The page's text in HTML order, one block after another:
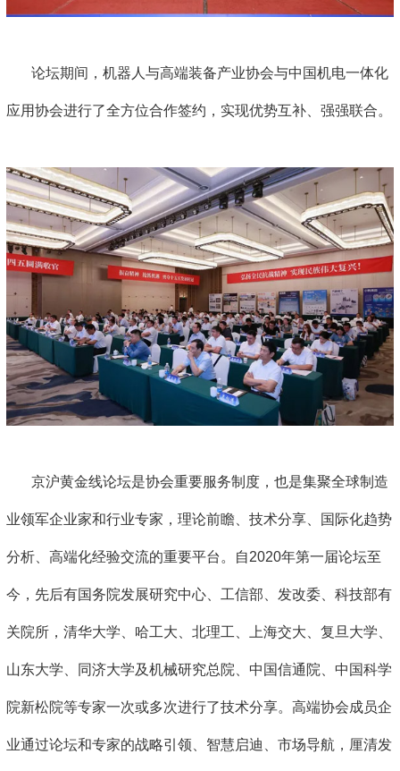
论坛期间，机器人与高端装备产业协会与中国机电一体化
应用协会进行了全方位合作签约，实现优势互补、强强联合。
京沪黄金线论坛是协会重要服务制度，也是集聚全球制造
业领军企业家和行业专家，理论前瞻、技术分享、国际化趋势
分析、高端化经验交流的重要平台。自2020年第一届论坛至
今，先后有国务院发展研究中心、工信部、发改委、科技部有
关院所，清华大学、哈工大、北理工、上海交大、复旦大学、
山东大学、同济大学及机械研究总院、中国信通院、中国科学
院新松院等专家一次或多次进行了技术分享。高端协会成员企
业通过论坛和专家的战略引领、智慧启迪、市场导航，厘清发